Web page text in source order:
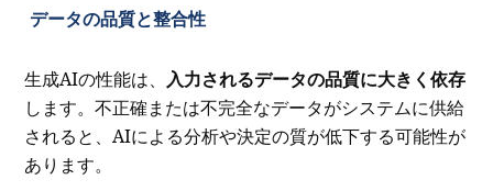
データの品質と整合性
生成AIの性能は、 入力されるデータの品質に大きく依存
します。不正確または不完全なデータがシステムに供給
されると、AIによる分析や決定の質が低下する可能性が
あります。